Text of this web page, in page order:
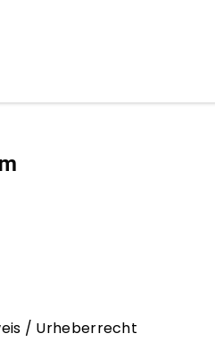
/ Urheberrecht